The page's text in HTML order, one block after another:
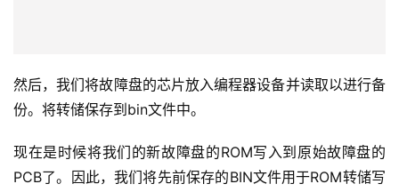
然后，我们将故障盘的芯片放入编程器设备并读取以进行备
份。将转储保存到bin文件中。
现在是时候将我们的新故障盘的ROM写入到原始故障盘的
PCB了。因此，我们将先前保存的BIN文件用于ROM转储写